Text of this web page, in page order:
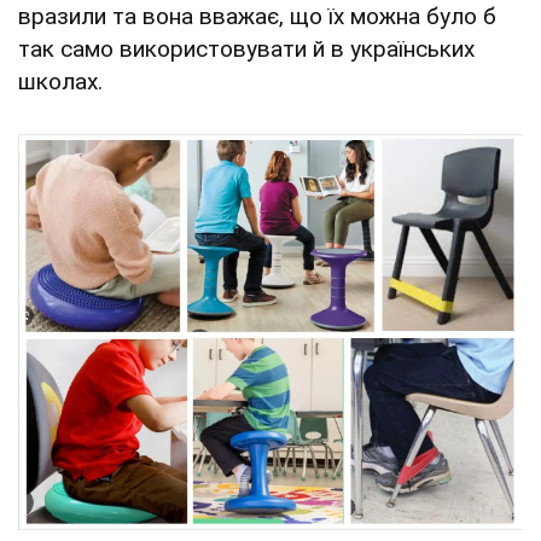
вразили та вона вважає, що їх можна було б
так само використовувати й в українських
школах.